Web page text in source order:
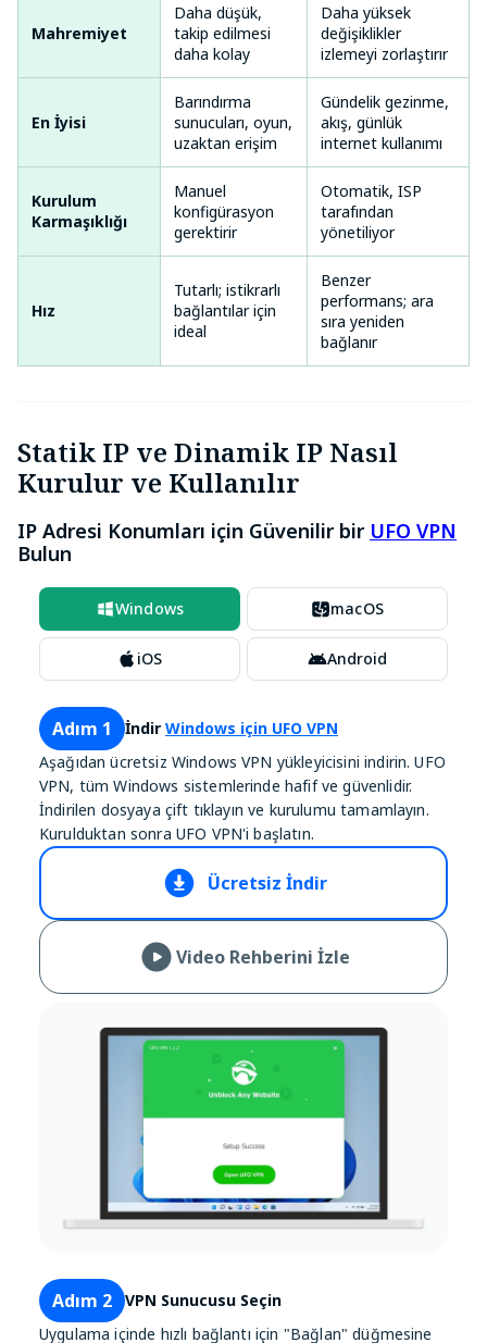
Mahremiyet
Daha düşük,
takip edilmesi
daha kolay
Daha yüksek
değişiklikler
izlemeyi zorlaştırır
En İyisi
Barındırma
sunucuları, oyun,
uzaktan erişim
Gündelik gezinme,
akış, günlük
internet kullanımı
Kurulum
Karmaşıklığı
Manuel
konfigürasyon
gerektirir
Otomatik, ISP
tarafından
yönetiliyor
Hız
Tutarlı; istikrarlı
bağlantılar için
ideal
Benzer
performans; ara
sıra yeniden
bağlanır
Statik IP ve Dinamik IP Nasıl
Kurulur ve Kullanılır
IP Adresi Konumları için Güvenilir bir UFO VPN
Bulun
Windows macOS
iOS Android
Adım 1 İndir Windows için UFO VPN
Aşağıdan ücretsiz Windows VPN yükleyicisini indirin. UFO
VPN, tüm Windows sistemlerinde hafif ve güvenlidir.
İndirilen dosyaya çift tıklayın ve kurulumu tamamlayın.
Kurulduktan sonra UFO VPN'i başlatın.
Ücretsiz İndir
Video Rehberini İzle
Adım 2
VPN Sunucusu Seçin
Uygulama içinde hızlı bağlantı için "Bağlan" düğmesine